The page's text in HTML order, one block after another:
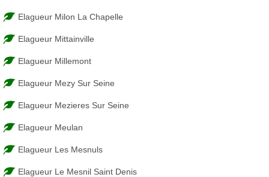
Elagueur Milon La Chapelle
Elagueur Mittainville
Elagueur Millemont
Elagueur Mezy Sur Seine
Elagueur Mezieres Sur Seine
Elagueur Meulan
Elagueur Les Mesnuls
Elagueur Le Mesnil Saint Denis